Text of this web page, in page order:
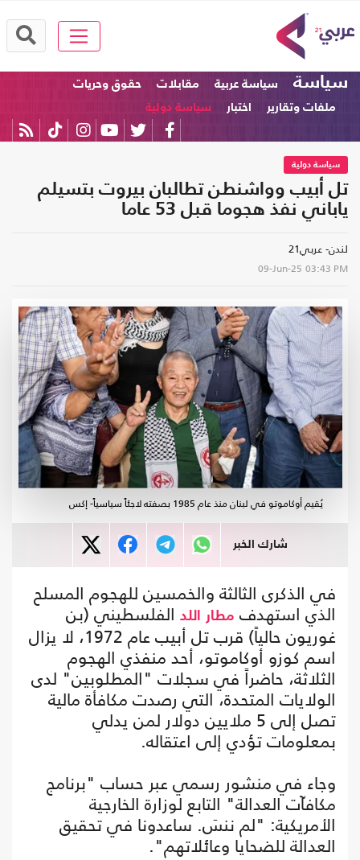
سياسة سياسة عربية مقابلات
حقوق وحريات
ملفات وتقارير
اختبار سياسة دولية
سياسة دولية
تل أبيب وواشنطن تطالبان بيروت بتسيلم
ياباني نفذ هجوما قبل 53 عاما
لندن- عربي21
09-Jun-25 03:43 PM
يُقيم أوكاموتو في لبنان منذ عام 1985 بصفته لاجئاً سياسياً- إكس
شارك الخبر
في الذكرى الثالثة والخمسين للهجوم المسلح
الذي استهدف مطار اللد الفلسطيني (بن
غوريون حالياً) قرب تل أبيب عام 1972، لا يزال
اسم كوزو أوكاموتو، أحد منفذي الهجوم
الثلاثة، حاضراً في سجلات "المطلوبين" لدى
الولايات المتحدة، التي رصدت مكافأة مالية
تصل إلى 5 ملايين دولار لمن يدلي
بمعلومات تؤدي إلى اعتقاله.
وجاء في منشور رسمي عبر حساب "برنامج
مكافآت العدالة" التابع لوزارة الخارجية
الأمريكية: "لم ننسَ. ساعدونا في تحقيق
العدالة للضحايا وعائلاتهم".